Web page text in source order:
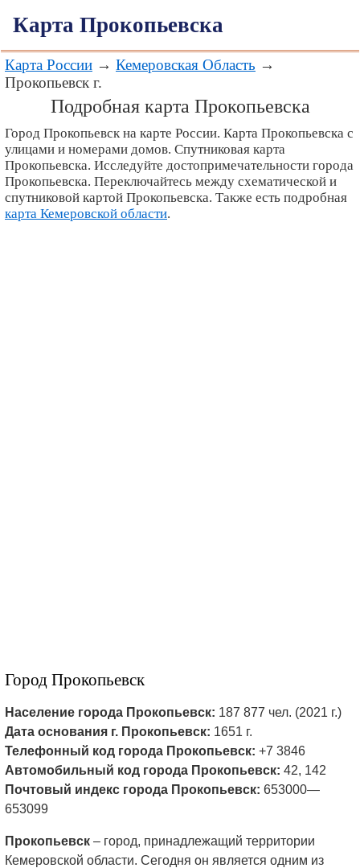
Карта Прокопьевска
Карта России → Кемеровская Область →
Прокопьевск г.
Подробная карта Прокопьевска
Город Прокопьевск на карте России. Карта Прокопьевска с
улицами и номерами домов. Спутниковая карта
Прокопьевска. Исследуйте достопримечательности города
Прокопьевска. Переключайтесь между схематической и
спутниковой картой Прокопьевска. Также есть подробная
карта Кемеровской области.
Город Прокопьевск
Население города Прокопьевск: 187 877 чел. (2021 г.)
Дата основания г. Прокопьевск: 1651 г.
Телефонный код города Прокопьевск: +7 3846
Автомобильный код города Прокопьевск: 42, 142
Почтовый индекс города Прокопьевск: 653000—
653099
Прокопьевск – город, принадлежащий территории
Кемеровской области. Сегодня он является одним из